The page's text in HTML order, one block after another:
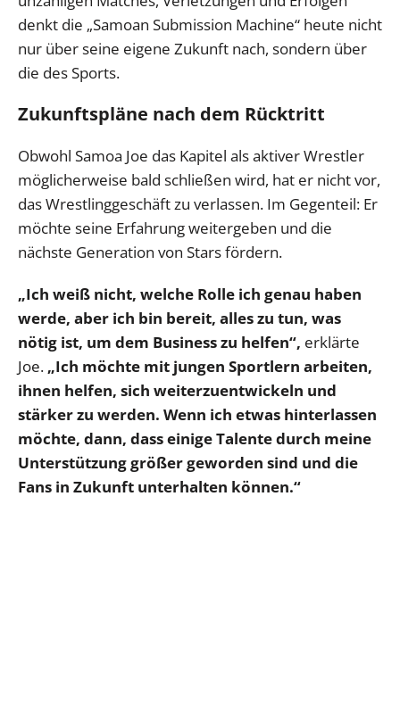
denkt die „Samoan Submission Machine“ heute nicht
nur über seine eigene Zukunft nach, sondern über
die des Sports.
Zukunftspläne nach dem Rücktritt
Obwohl Samoa Joe das Kapitel als aktiver Wrestler
möglicherweise bald schließen wird, hat er nicht vor,
das Wrestlinggeschäft zu verlassen. Im Gegenteil: Er
möchte seine Erfahrung weitergeben und die
nächste Generation von Stars fördern.
„Ich weiß nicht, welche Rolle ich genau haben
werde, aber ich bin bereit, alles zu tun, was
nötig ist, um dem Business zu helfen“, erklärte
Joe. „Ich möchte mit jungen Sportlern arbeiten,
ihnen helfen, sich weiterzuentwickeln und
stärker zu werden. Wenn ich etwas hinterlassen
möchte, dann, dass einige Talente durch meine
Unterstützung größer geworden sind und die
Fans in Zukunft unterhalten können.“